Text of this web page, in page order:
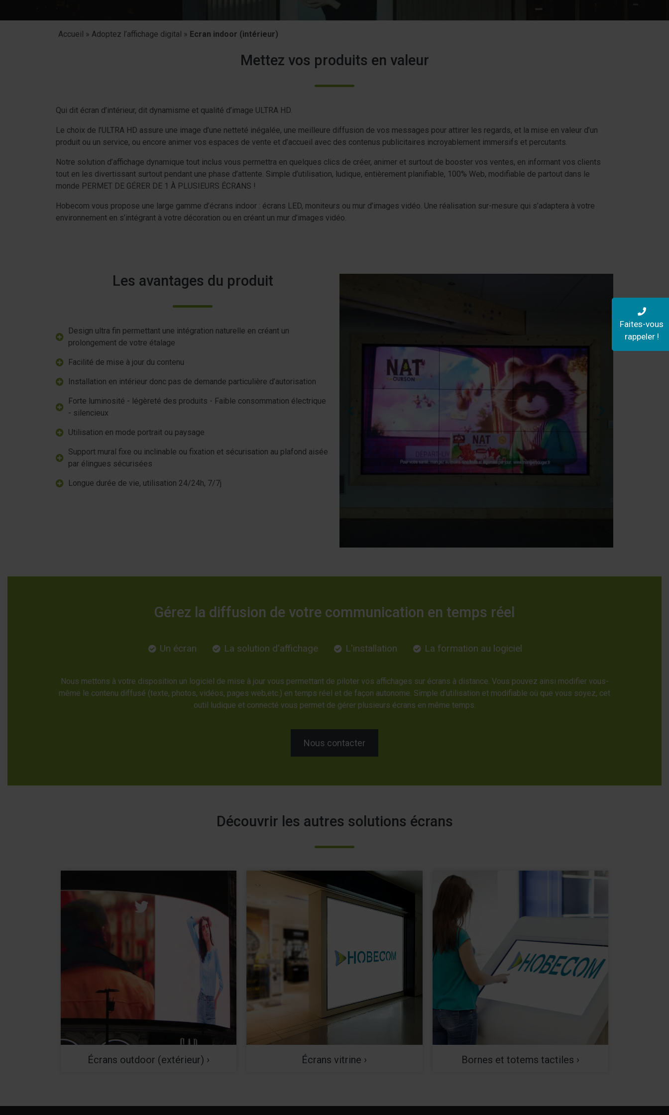
Accueil » Adoptez l’affichage digital » Ecran indoor (intérieur)
Mettez vos produits en valeur
Qui dit écran d’intérieur, dit dynamisme et qualité d’image ULTRA HD.
Le choix de l’ULTRA HD assure une image d’une netteté inégalée, une meilleure diffusion de vos messages pour attirer les regards, et la mise en valeur d’un
produit ou un service, ou encore animer vos espaces de vente et d’accueil avec des contenus publicitaires incroyablement immersifs et percutants.
Notre solution d’affichage dynamique tout inclus vous permettra en quelques clics de créer, animer et surtout de booster vos ventes, en informant vos clients
tout en les divertissant surtout pendant une phase d’attente. Simple d’utilisation, ludique, entièrement planifiable, 100% Web, modifiable de partout dans le
monde PERMET DE GÉRER DE 1 À PLUSIEURS ÉCRANS !
Hobecom vous propose une large gamme d’écrans indoor : écrans LED, moniteurs ou mur d’images vidéo. Une réalisation sur-mesure qui s’adaptera à votre
environnement en s’intégrant à votre décoration ou en créant un mur d’images vidéo.
Les avantages du produit
Design ultra fin permettant une intégration naturelle en créant un
prolongement de votre étalage
Facilité de mise à jour du contenu
Installation en intérieur donc pas de demande particulière d’autorisation
Forte luminosité - légèreté des produits - Faible consommation électrique
- silencieux
Utilisation en mode portrait ou paysage
Support mural fixe ou inclinable ou fixation et sécurisation au plafond aisée
par élingues sécurisées
Longue durée de vie, utilisation 24/24h, 7/7j
Gérez la diffusion de votre communication en temps réel
Un écran La solution d'affichage L'installation La formation au logiciel
Nous mettons à votre disposition un logiciel de mise à jour vous permettant de piloter vos affichages sur écrans à distance. Vous pouvez ainsi modifier vous-
même le contenu diffusé (texte, photos, vidéos, pages web,etc.) en temps réel et de façon autonome. Simple d’utilisation et modifiable où que vous soyez, cet
outil ludique et connecté vous permet de gérer plusieurs écrans en même temps.
Nous contacter
Découvrir les autres solutions écrans
Écrans outdoor (extérieur) › Écrans vitrine › Bornes et totems tactiles ›
Faites-vous
rappeler !